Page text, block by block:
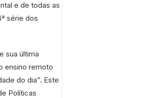
e de todas as
série dos
sua última
ensino remoto
do dia”. Este
Políticas